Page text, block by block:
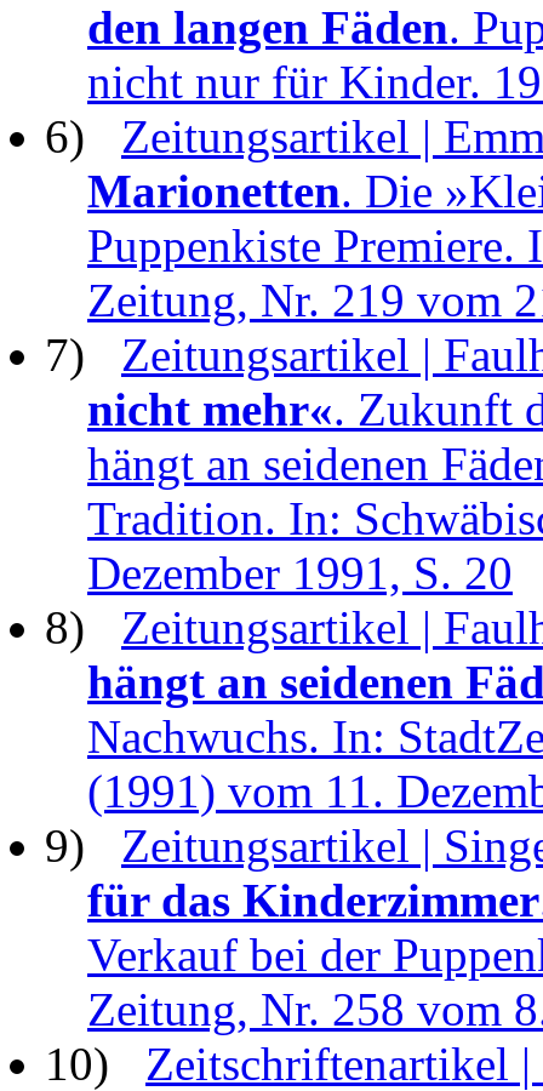
den langen Fäden.
nicht nur für Kinder.
6) Zeitungsartikel |
Marionetten. Die
Puppenkiste
Zeitung, Nr. 219 vom
7) Zeitungsartikel |
nicht mehr«. Zukunft
hängt an seidenen
Tradition. In:
Dezember 1991, S. 20
8) Zeitungsartikel |
hängt an seidenen
Nachwuchs. In:
(1991) vom 11.
9) Zeitungsartikel |
für das Kinderzimmer
Verkauf bei der
Zeitung, Nr. 258 vom
10) Zeitschriftenartikel |